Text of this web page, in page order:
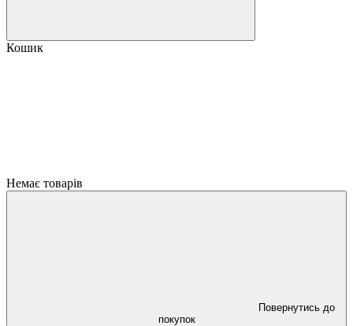
Кошик
Немає товарів
Повернутись до
покупок